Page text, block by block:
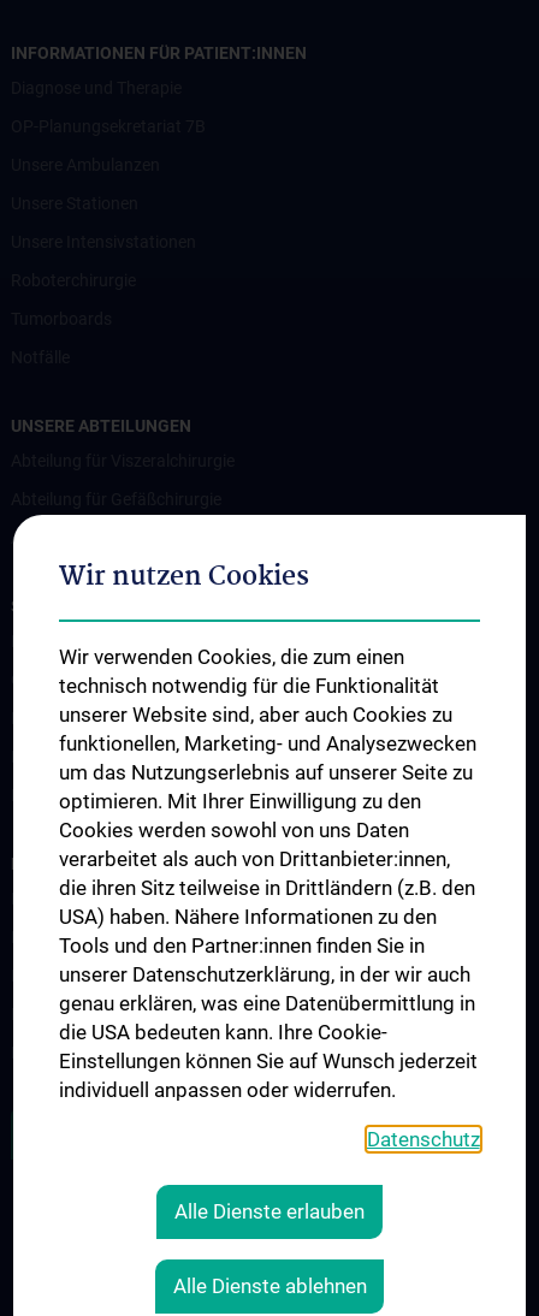
INFORMATIONEN FÜR PATIENT:INNEN
UNSERE ABTEILUNGEN
Abteilung für Transplantation
STUDIUM, AUS- UND WEITERBILDUNG
Chirurgische Lehre im Humanmedizinstudium N202
Klinisch-Praktisches Jahr (KPJ)
Famulatur
Fellows & Observer
FORSCHUNG
Forschung Viszeralchirurgie
Forschung Gefäßchirurgie
Forschung Transplantation
Preise und Auszeichnungen
Researcher of the month
COOKIE-EINSTELLUNGEN
Wir nutzen Cookies
Wir verwenden Cookies, die zum einen
technisch notwendig für die Funktionalität
unserer Website sind, aber auch Cookies zu
funktionellen, Marketing- und Analysezwecken
um das Nutzungserlebnis auf unserer Seite zu
optimieren. Mit Ihrer Einwilligung zu den
Cookies werden sowohl von uns Daten
verarbeitet als auch von Drittanbieter:innen,
die ihren Sitz teilweise in Drittländern (z.B. den
USA) haben. Nähere Informationen zu den
Tools und den Partner:innen finden Sie in
unserer Datenschutzerklärung, in der wir auch
genau erklären, was eine Datenübermittlung in
die USA bedeuten kann. Ihre Cookie-
Einstellungen können Sie auf Wunsch jederzeit
individuell anpassen oder widerrufen.
Datenschutz
Alle Dienste erlauben
Alle Dienste ablehnen